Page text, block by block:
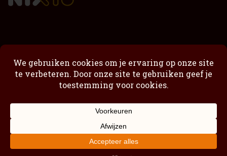
Passimoncello Cremoso
Nuestra historia